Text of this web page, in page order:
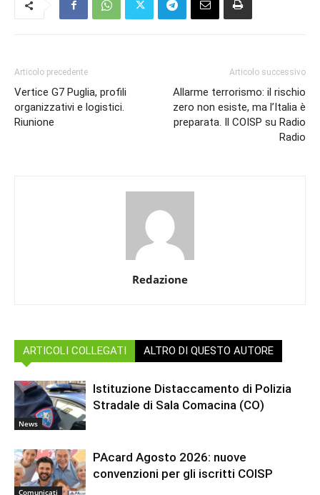
Articolo precedente
Vertice G7 Puglia, profili
organizzativi e logistici.
Riunione
Articolo successivo
Allarme terrorismo: il rischio
zero non esiste, ma l’Italia è
preparata. Il COISP su Radio
Radio
Redazione
ARTICOLI COLLEGATI ALTRO DI QUESTO AUTORE
News
Istituzione Distaccamento di Polizia
Stradale di Sala Comacina (CO)
Comunicati
PAcard Agosto 2026: nuove
convenzioni per gli iscritti COISP